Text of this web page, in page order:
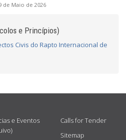
de Maio de 2026
e Princípios)
Civis do Rapto Internacional de
e Eventos
Calls for Tender
Sitemap